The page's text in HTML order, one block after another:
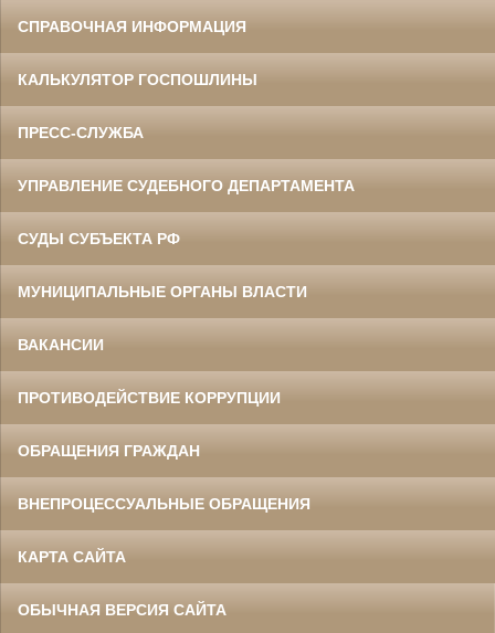
СПРАВОЧНАЯ ИНФОРМАЦИЯ
КАЛЬКУЛЯТОР ГОСПОШЛИНЫ
ПРЕСС-СЛУЖБА
УПРАВЛЕНИЕ СУДЕБНОГО ДЕПАРТАМЕНТА
СУДЫ СУБЪЕКТА РФ
МУНИЦИПАЛЬНЫЕ ОРГАНЫ ВЛАСТИ
ВАКАНСИИ
ПРОТИВОДЕЙСТВИЕ КОРРУПЦИИ
ОБРАЩЕНИЯ ГРАЖДАН
ВНЕПРОЦЕССУАЛЬНЫЕ ОБРАЩЕНИЯ
КАРТА САЙТА
ОБЫЧНАЯ ВЕРСИЯ САЙТА